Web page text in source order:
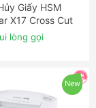
ĐẶT NGAY
Giấy HSM
X17 Cross Cut
lòng gọi
New